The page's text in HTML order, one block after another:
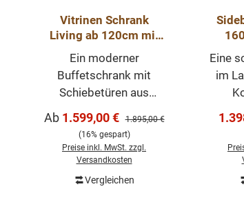
Vitrinen Schrank
Living ab 120cm mit
Schiebetüren -
Wohnzimmerschrank
Ein moderner
Buffetschrank mit
Schiebetüren aus
unserer Living Serie.
Unsere Landhaus
Möbel sind hochwertig
und zeitlos. Jedes
Möbelstück wird
Verkaufspreis:
Ab 1.599,00 € Regulärer Preis:
1.895,00 €
(16% gespart)
Preise inkl. MwSt. zzgl.
Versandkosten
Vergleichen
160
Eine
im